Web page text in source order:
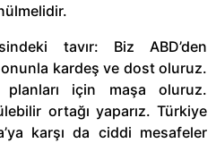
tavır: Biz ABD’den
kardeş ve dost oluruz.
için maşa oluruz.
ortağı yaparız. Türkiye
karşı da ciddi mesafeler